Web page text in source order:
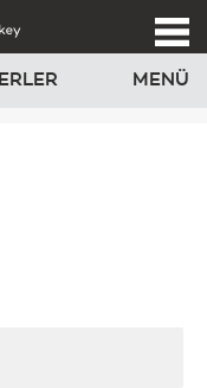
MENÜ